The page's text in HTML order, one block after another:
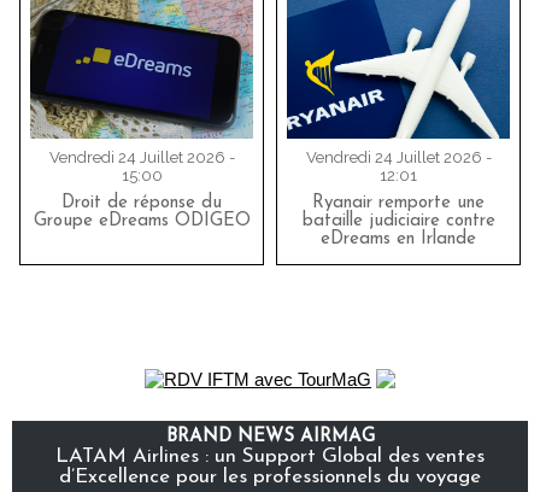
Vendredi 24 Juillet 2026 -
15:00
Droit de réponse du
Groupe eDreams ODIGEO
Vendredi 24 Juillet 2026 -
12:01
Ryanair remporte une
bataille judiciaire contre
eDreams en Irlande
BRAND NEWS AIRMAG
LATAM Airlines : un Support Global des ventes
d’Excellence pour les professionnels du voyage